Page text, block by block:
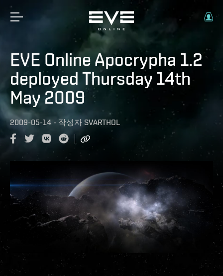
EVE Online Apocrypha 1.2
deployed Thursday 14th
May 2009
2009-05-14 - 작성자 SVARTHOL